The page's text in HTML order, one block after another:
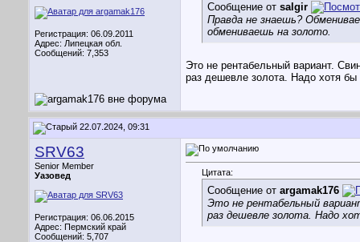
Регистрация: 06.09.2011
Адрес: Липецкая обл.
Сообщений: 7,353
Сообщение от salgir
Правда не знаешь?
обмениваешь на золото.
Это не рентабельный вариант.
раз дешевле золота. Надо хотя бы
22.07.2024, 09:31
SRV63
Senior Member
Уазовед
Регистрация: 06.06.2015
Адрес: Пермский край
Сообщений: 5,707
Цитата:
Сообщение от argamak176
Это не рентабельный
раз дешевле золота. Надо